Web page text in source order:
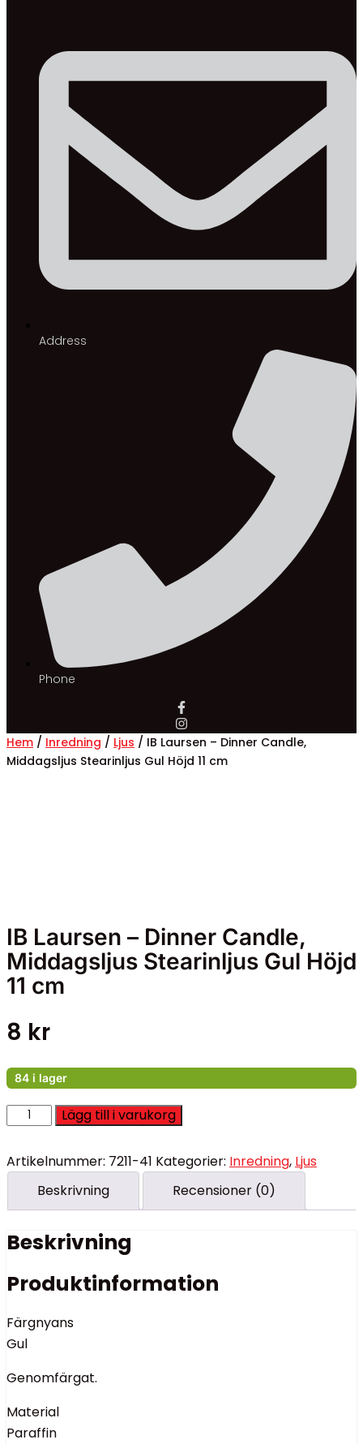
Address
Phone
Hem / Inredning / Ljus / IB Laursen – Dinner Candle,
Middagsljus Stearinljus Gul Höjd 11 cm
IB Laursen – Dinner Candle,
Middagsljus Stearinljus Gul Höjd
11 cm
8 kr
84 i lager
Laursen
Dinner
Candle,
Middagsljus
Stearinljus
Gul
11
Lägg till i varukorg
Artikelnummer: 7211-41 Kategorier: Inredning, Ljus
Beskrivning
Recensioner (0)
Beskrivning
Produktinformation
Färgnyans
Gul
Genomfärgat.
Material
Paraffin